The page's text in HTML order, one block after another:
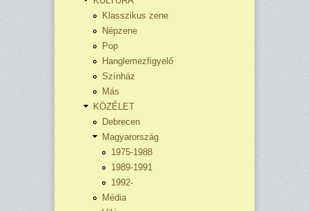
Klasszikus zene
Népzene
Pop
Hanglemezfigyelő
Színház
Más
KÖZÉLET
Debrecen
Magyarország
1975-1988
1989-1991
1992-
Média